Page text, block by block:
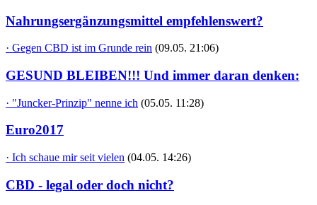
Nahrungsergänzungsmittel empfehlenswert?
· Gegen CBD ist im Grunde rein (09.05. 21:06)
GESUND BLEIBEN!!! Und immer daran denken:
· "Juncker-Prinzip" nenne ich (05.05. 11:28)
Euro2017
· Ich schaue mir seit vielen (04.05. 14:26)
CBD - legal oder doch nicht?